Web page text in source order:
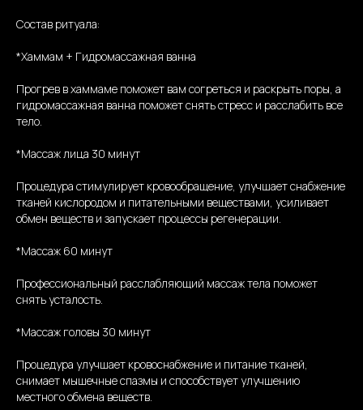
Состав ритуала:
*Хаммам + Гидромассажная ванна
Прогрев в хаммаме поможет вам согреться и раскрыть поры, а
гидромассажная ванна поможет снять стресс и расслабить все
тело.
*Массаж лица 30 минут
Процедура стимулирует кровообращение, улучшает снабжение
тканей кислородом и питательными веществами, усиливает
обмен веществ и запускает процессы регенерации.
*Массаж 60 минут
Профессиональный расслабляющий массаж тела поможет
снять усталость.
*Массаж головы 30 минут
Процедура улучшает кровоснабжение и питание тканей,
снимает мышечные спазмы и способствует улучшению
местного обмена веществ.